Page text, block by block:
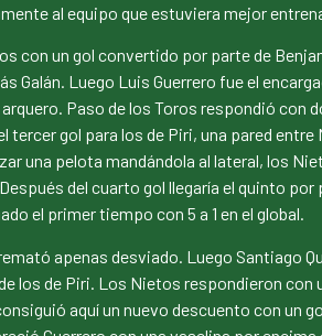
al equipo que estuviera mejor
con un gol convertido por parte de
Luego Luis Guerrero fue el
Paso de los Toros respondió con
gol para los de Piri, una pared
una pelota mandándola al lateral, los
del cuarto gol llegaría el quinto
el primer tiempo con 5 a 1 en el global.
apenas desviado. Luego Santiago
los de Piri. Los Nietos respondieron con
aquí un nuevo descuento con un